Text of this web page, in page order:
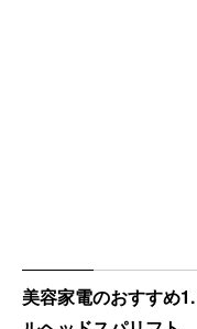
美容家電のおすすめ